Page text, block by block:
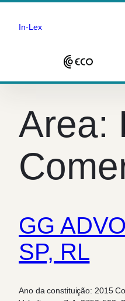
Saltar
conteúdo
In-Lex
Area:
GG
SP, RL
Ano da constituição: 2015